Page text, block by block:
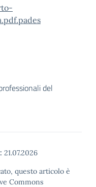
del
21.07.2026
questo articolo è
Commons